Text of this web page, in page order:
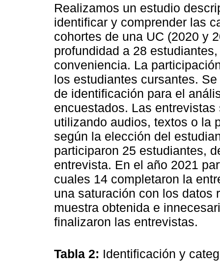
Realizamos un estudio
identificar y comprender las
cohortes de una UC (2020 y
profundidad a 28
conveniencia. La
los estudiantes cursantes.
de identificación para el
encuestados. Las
utilizando audios, textos o la
según la elección del
participaron 25 estudiantes,
entrevista. En el año 2021
cuales 14 completaron la
una saturación con los datos
muestra obtenida e
finalizaron las entrevistas.
Tabla 2: Identificación y